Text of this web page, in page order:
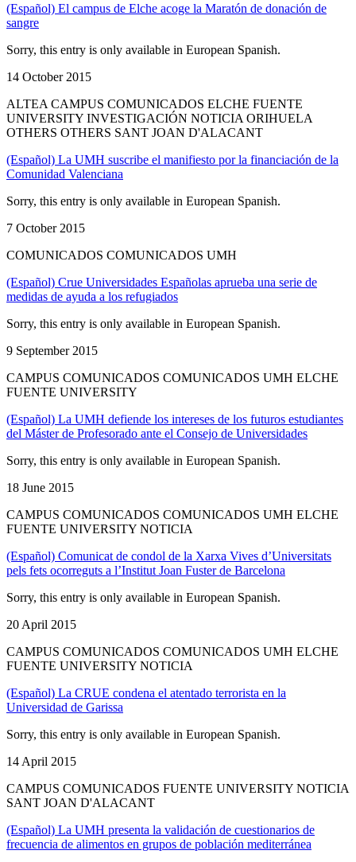
(Español) El campus de Elche acoge la Maratón de donación de
sangre
Sorry, this entry is only available in European Spanish.
14 October 2015
ALTEA CAMPUS COMUNICADOS ELCHE FUENTE
UNIVERSITY INVESTIGACIÓN NOTICIA ORIHUELA
OTHERS OTHERS SANT JOAN D'ALACANT
(Español) La UMH suscribe el manifiesto por la financiación de la
Comunidad Valenciana
Sorry, this entry is only available in European Spanish.
7 October 2015
COMUNICADOS COMUNICADOS UMH
(Español) Crue Universidades Españolas aprueba una serie de
medidas de ayuda a los refugiados
Sorry, this entry is only available in European Spanish.
9 September 2015
CAMPUS COMUNICADOS COMUNICADOS UMH ELCHE
FUENTE UNIVERSITY
(Español) La UMH defiende los intereses de los futuros estudiantes
del Máster de Profesorado ante el Consejo de Universidades
Sorry, this entry is only available in European Spanish.
18 June 2015
CAMPUS COMUNICADOS COMUNICADOS UMH ELCHE
FUENTE UNIVERSITY NOTICIA
(Español) Comunicat de condol de la Xarxa Vives d’Universitats
pels fets ocorreguts a l’Institut Joan Fuster de Barcelona
Sorry, this entry is only available in European Spanish.
20 April 2015
CAMPUS COMUNICADOS COMUNICADOS UMH ELCHE
FUENTE UNIVERSITY NOTICIA
(Español) La CRUE condena el atentado terrorista en la
Universidad de Garissa
Sorry, this entry is only available in European Spanish.
14 April 2015
CAMPUS COMUNICADOS FUENTE UNIVERSITY NOTICIA
SANT JOAN D'ALACANT
(Español) La UMH presenta la validación de cuestionarios de
frecuencia de alimentos en grupos de población mediterránea